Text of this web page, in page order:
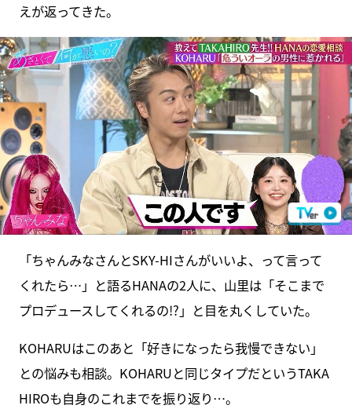
えが返ってきた。
「ちゃんみなさんとSKY-HIさんがいいよ、って言って
くれたら…」と語るHANAの2人に、山里は「そこまで
プロデュースしてくれるの!?」と目を丸くしていた。
KOHARUはこのあと「好きになったら我慢できない」
との悩みも相談。KOHARUと同じタイプだというTAKA
HIROも自身のこれまでを振り返り…。